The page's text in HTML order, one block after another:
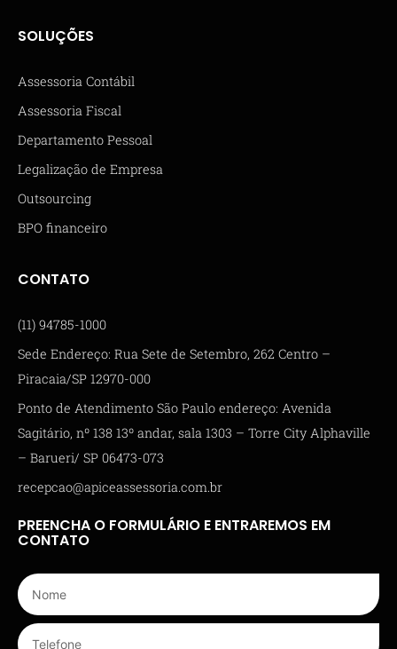
SOLUÇÕES
Assessoria Contábil
Assessoria Fiscal
Departamento Pessoal
Legalização de Empresa
Outsourcing
BPO financeiro
CONTATO
(11) 94785-1000
Sede Endereço: Rua Sete de Setembro, 262 Centro –
Piracaia/SP 12970-000
Ponto de Atendimento São Paulo endereço: Avenida
Sagitário, nº 138 13º andar, sala 1303 – Torre City Alphaville
– Barueri/ SP 06473-073
recepcao@apiceassessoria.com.br
PREENCHA O FORMULÁRIO E ENTRAREMOS EM
CONTATO